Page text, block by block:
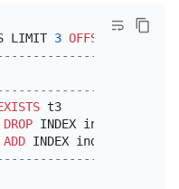
LIMIT 3 OFFSET
;  #
t3
DROP INDEX index1
ADD INDEX index1 (col1)